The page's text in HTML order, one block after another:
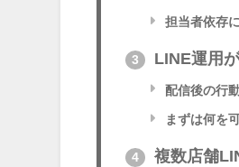
担当者依存
3 LINE運用
配信後の行
まずは何を
4 複数店舗